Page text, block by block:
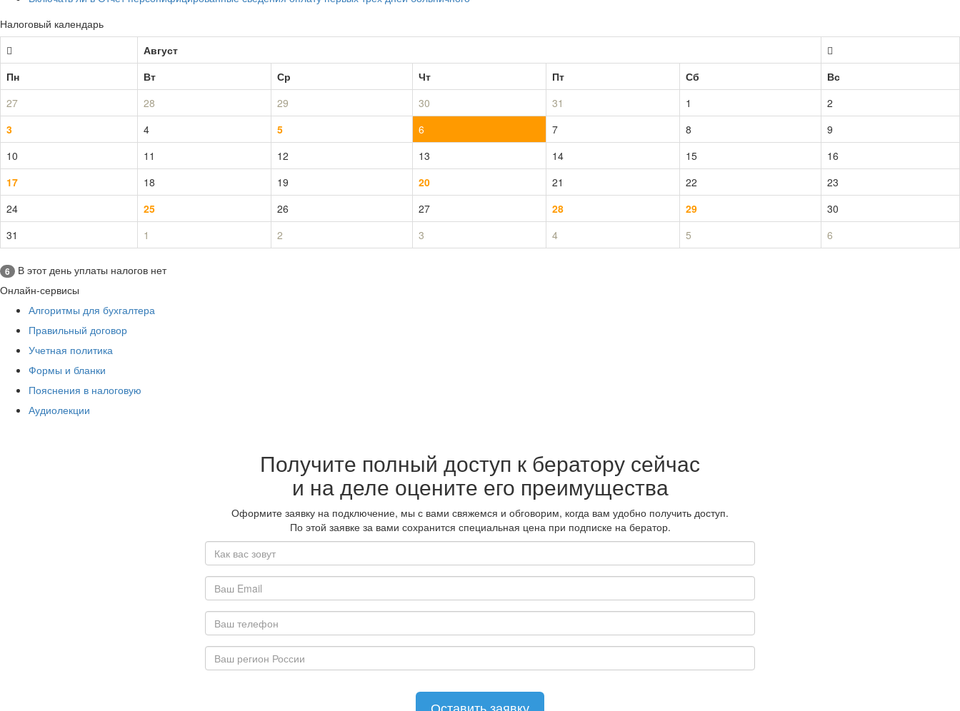
Налоговый календарь
Август
Пн
Вт Ср Чт Пт Сб
Вс
27
28 29 30 31 1
2
3
4 5 6 7 8
9
10
11 12 13 14 15
16
17
18 19 20 21 22
23
24
25 26 27 28 29
30
31
1 2 3 4 5 6
6
В этот день уплаты налогов нет
Онлайн-сервисы
Алгоритмы для бухгалтера
Правильный договор
Учетная политика
Формы и бланки
Пояснения в налоговую
Аудиолекции
Получите полный доступ к бератору сейчас
и на деле оцените его преимущества
Оформите заявку на подключение, мы с вами свяжемся и обговорим, когда вам удобно получить доступ.
По этой заявке за вами сохранится специальная цена при подписке на бератор.